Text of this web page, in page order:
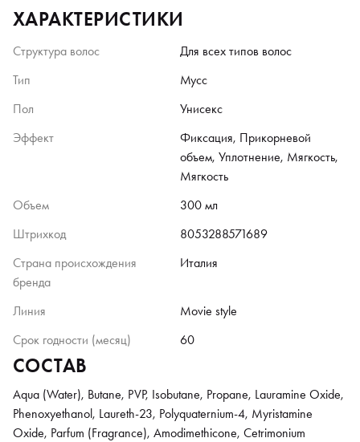
ХАРАКТЕРИСТИКИ
Структура волос
Для всех типов волос
Тип
Мусс
Пол
Унисекс
Эффект
Фиксация, Прикорневой
объем, Уплотнение, Мягкость,
Мягкость
Объем
300 мл
Штрихкод
8053288571689
Страна происхождения
бренда
Италия
Линия
Movie style
Срок годности (месяц)
60
СОСТАВ
Aqua (Water), Butane, PVP, Isobutane, Propane, Lauramine Oxide,
Phenoxyethanol, Laureth-23, Polyquaternium-4, Myristamine
Oxide, Parfum (Fragrance), Amodimethicone, Cetrimonium